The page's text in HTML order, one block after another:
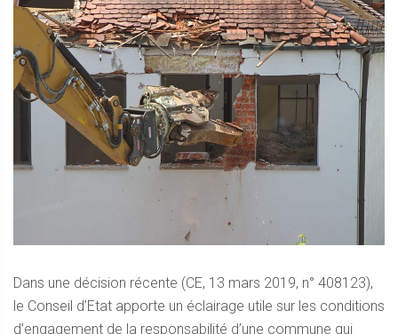
Dans une décision récente (CE, 13 mars 2019, n° 408123),
le Conseil d’Etat apporte un éclairage utile sur les conditions
d’engagement de la responsabilité d’une commune qui